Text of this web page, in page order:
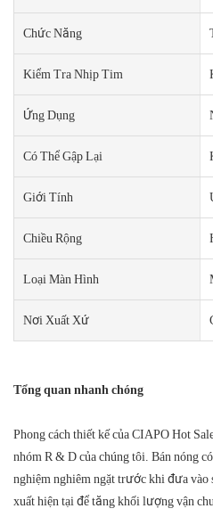
Chức Năng
Kiểm Tra Nhịp Tim
Ứng Dụng
Có Thể Gập Lại
Giới Tính
Chiều Rộng
Loại Màn Hình
Nơi Xuất Xứ
Tổng quan nhanh chóng
Phong cách thiết kế của CIAPO Hot
nhóm R & D của chúng tôi. Bán nóng
nghiệm nghiêm ngặt trước khi đưa vào
xuất hiện tại để tăng khối lượng vận